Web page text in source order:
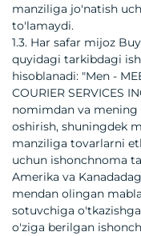
manziliga jo'natish
to'lamaydi.
1.3. Har safar mijoz
quyidagi tarkibdagi
hisoblanadi: "Men -
COURIER SERVICES
nomimdan va
oshirish, shuningdek
manziliga tovarlarni
uchun ishonchnoma
Amerika va
mendan olingan
sotuvchiga
o'ziga berilgan